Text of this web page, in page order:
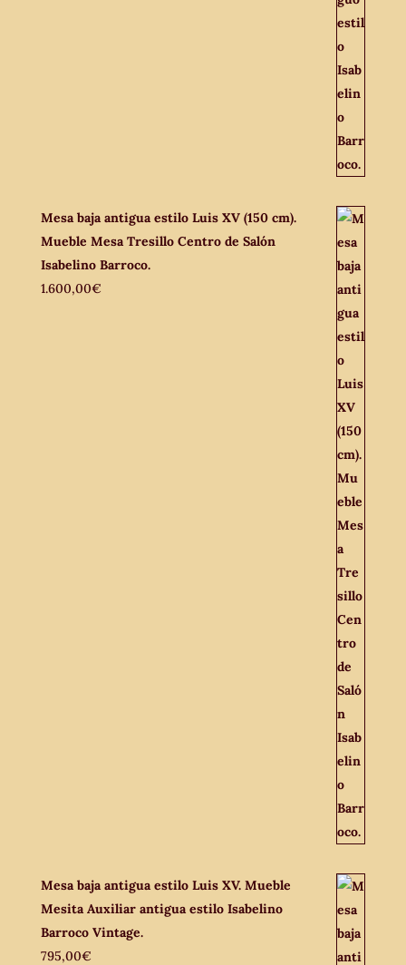
Mesa baja antigua estilo Luis XV (150 cm).
Mueble Mesa Tresillo Centro de Salón
Isabelino Barroco.
1.600,00€
Mesa baja antigua estilo Luis XV. Mueble
Mesita Auxiliar antigua estilo Isabelino
Barroco Vintage.
795,00€